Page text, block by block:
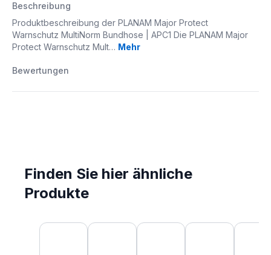
Beschreibung
Produktbeschreibung der PLANAM Major Protect
Warnschutz MultiNorm Bundhose | APC1 Die PLANAM Major
Protect Warnschutz Mult… Mehr
Bewertungen
Finden Sie hier ähnliche
Produkte
Produktgalerie überspringen